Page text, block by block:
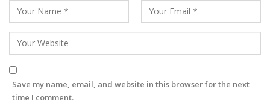
Save my name, email, and website in this browser for the next
time I comment.